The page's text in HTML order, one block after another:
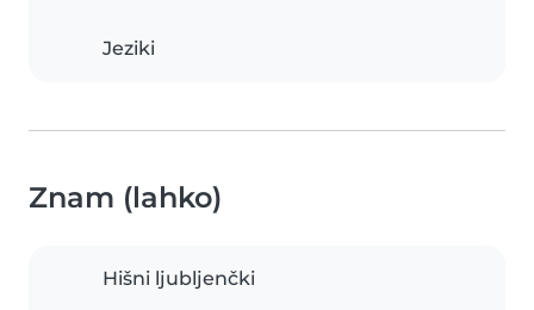
Jeziki
Znam (lahko)
Hišni ljubljenčki